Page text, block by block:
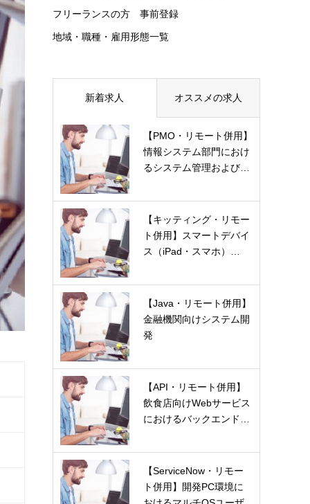
フリーランスの方 事前登録
地域・職種・雇用形態一覧
新着求人 オススメの求人
【PMO・リモート併用】
情報システム部門におけ
るシステム管理および…
【キッティング・リモー
ト併用】スマートデバイ
ス（iPad・スマホ）…
【Java・リモート併用】
金融機関向けシステム開
発
【API・リモート併用】
飲食店向けWebサービス
におけるバックエンド…
【ServiceNow・リモー
ト併用】開発PC環境に